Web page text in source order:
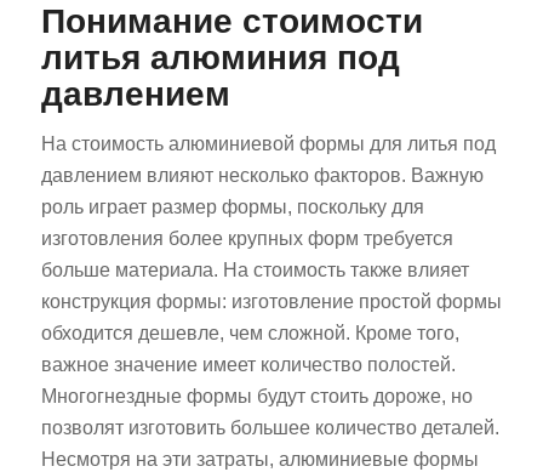
Понимание стоимости
литья алюминия под
давлением
На стоимость алюминиевой формы для литья под
давлением влияют несколько факторов. Важную
роль играет размер формы, поскольку для
изготовления более крупных форм требуется
больше материала. На стоимость также влияет
конструкция формы: изготовление простой формы
обходится дешевле, чем сложной. Кроме того,
важное значение имеет количество полостей.
Многогнездные формы будут стоить дороже, но
позволят изготовить большее количество деталей.
Несмотря на эти затраты, алюминиевые формы